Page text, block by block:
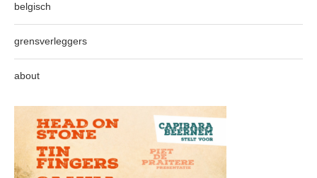
belgisch
grensverleggers
about